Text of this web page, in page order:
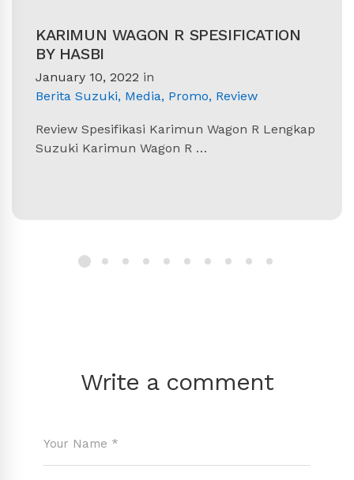
KARIMUN WAGON R SPESIFICATION
BY HASBI
January 10, 2022 in
Berita Suzuki, Media, Promo, Review
Review Spesifikasi Karimun Wagon R Lengkap
Suzuki Karimun Wagon R …
Write a comment